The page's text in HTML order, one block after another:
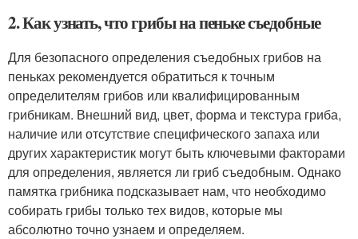
2. Как узнать, что грибы на пеньке съедобные
Для безопасного определения съедобных грибов на
пеньках рекомендуется обратиться к точным
определителям грибов или квалифицированным
грибникам. Внешний вид, цвет, форма и текстура гриба,
наличие или отсутствие специфического запаха или
других характеристик могут быть ключевыми факторами
для определения, является ли гриб съедобным. Однако
памятка грибника подсказывает нам, что необходимо
собирать грибы только тех видов, которые мы
абсолютно точно узнаем и определяем.